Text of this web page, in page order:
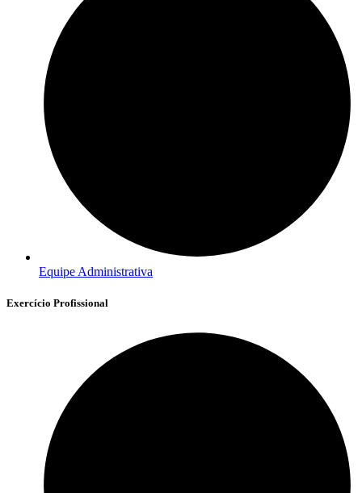
Equipe Administrativa
Exercício Profissional